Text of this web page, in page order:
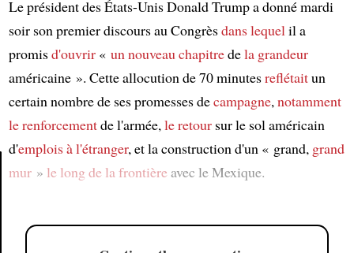
Le président des États-Unis Donald Trump a donné mardi
soir son premier discours au Congrèsdans lequelil a
promisd'ouvrir« un nouveau chapitredela grandeur
américaine ». Cette allocution de 70 minutesreflétaitun
certain nombre de ses promesses decampagne,notamment
le renforcementde l'armée,le retoursur le sol américain
d'emplois à l'étranger, et la construction d'un « grand, grand
mur» le long de la frontièreavec le Mexique.